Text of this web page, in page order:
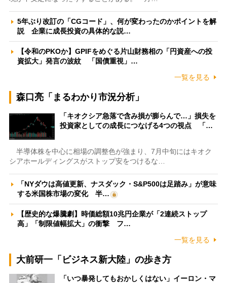
5年ぶり改訂の「CGコード」、何が変わったのかポイントを解
説 企業に成長投資の具体的な説…
【令和のPKOか】GPIFをめぐる片山財務相の「円資産への投
資拡大」発言の波紋 「国債重視」…
一覧を見る
森口亮「まるわかり市況分析」
「キオクシア急落で含み損が膨らんで…」損失を
投資家としての成長につなげる4つの視点 「…
半導体株を中心に相場の調整色が強まり、7月中旬にはキオク
シアホールディングスがストップ安をつけるな…
「NYダウは高値更新、ナスダック・S&P500は足踏み」が意味
する米国株市場の変化 半…
【歴史的な爆騰劇】時価総額10兆円企業が「2連続ストップ
高」「制限値幅拡大」の衝撃 フ…
一覧を見る
大前研一「ビジネス新大陸」の歩き方
「いつ暴発してもおかしくはない」イーロン・マ